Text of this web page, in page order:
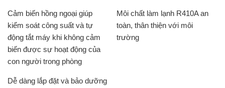
Cảm biến hồng ngoại giúp
kiểm soát công suất và tự
động tắt máy khi không cảm
biến được sự hoạt động của
con người trong phòng
Môi chất làm lạnh R410A an
toàn, thân thiện với môi
trường
Dễ dàng lắp đặt và bảo dưỡng